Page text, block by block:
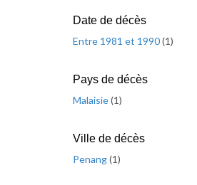
Date de décès
Entre 1981 et 1990(1)
Pays de décès
Malaisie(1)
Ville de décès
Penang(1)